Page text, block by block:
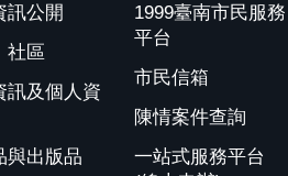
訊公開
社區
訊及個人資
與出版品
1999臺南市民服務
平台
市民信箱
陳情案件查詢
一站式服務平台